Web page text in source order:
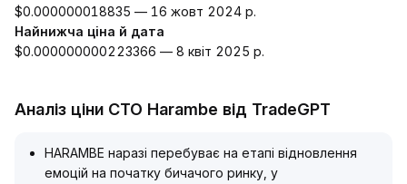
$0.000000018835 — 16 жовт 2024 р.
Найнижча ціна й дата
$0.000000000223366 — 8 квіт 2025 р.
Аналіз ціни CTO Harambe від TradeGPT
HARAMBE наразі перебуває на етапі відновлення
емоцій на початку бичачого ринку, у